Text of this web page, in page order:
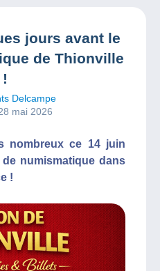
jours avant le
de Thionville
!
Delcampe
mai 2026
nombreux ce 14 juin
numismatique dans
!